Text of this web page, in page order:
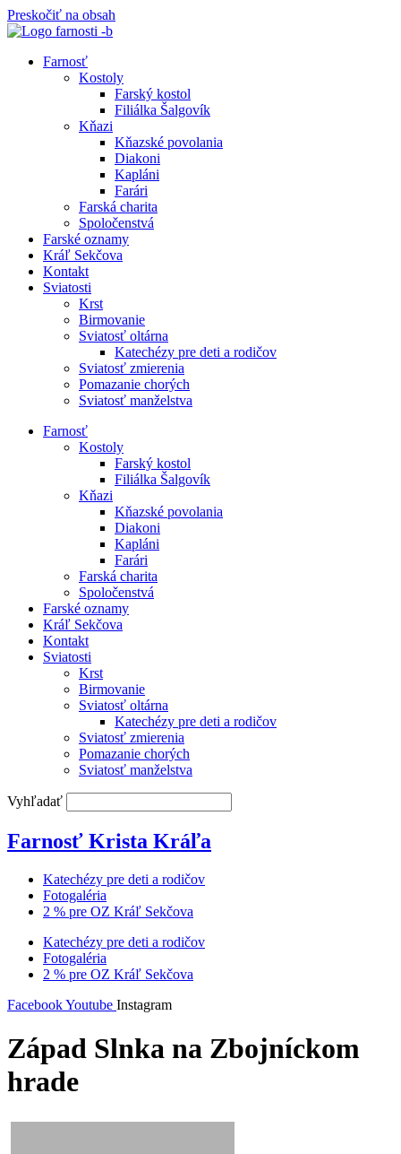
Preskočiť na obsah
Farnosť
Kostoly
Farský kostol
Filiálka Šalgovík
Kňazi
Kňazské povolania
Diakoni
Kapláni
Farári
Farská charita
Spoločenstvá
Farské oznamy
Kráľ Sekčova
Kontakt
Sviatosti
Krst
Birmovanie
Sviatosť oltárna
Katechézy pre deti a rodičov
Sviatosť zmierenia
Pomazanie chorých
Sviatosť manželstva
Farnosť
Kostoly
Farský kostol
Filiálka Šalgovík
Kňazi
Kňazské povolania
Diakoni
Kapláni
Farári
Farská charita
Spoločenstvá
Farské oznamy
Kráľ Sekčova
Kontakt
Sviatosti
Krst
Birmovanie
Sviatosť oltárna
Katechézy pre deti a rodičov
Sviatosť zmierenia
Pomazanie chorých
Sviatosť manželstva
Vyhľadať
Farnosť Krista Kráľa
Katechézy pre deti a rodičov
Fotogaléria
2 % pre OZ Kráľ Sekčova
Katechézy pre deti a rodičov
Fotogaléria
2 % pre OZ Kráľ Sekčova
FacebookYoutube Instagram
Západ Slnka na Zbojníckom
hrade